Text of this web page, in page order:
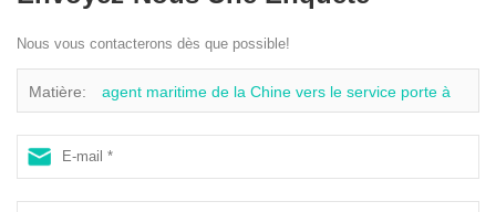
Nous vous contacterons dès que possible!
Matière: agent maritime de la Chine vers le service porte à
porte de fret aérien en Amérique